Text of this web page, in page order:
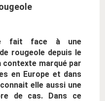
fait face à une
rougeole depuis le
contexte marqué par
en Europe et dans
elle aussi une
de cas. Dans ce